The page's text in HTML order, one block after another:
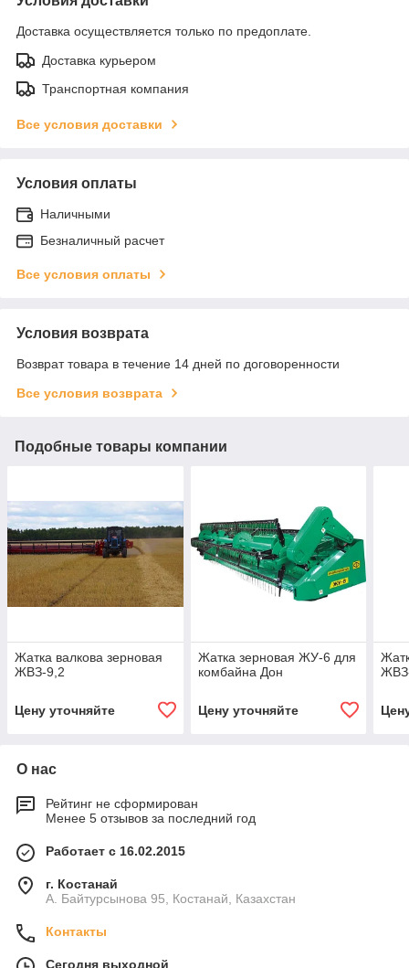
Доставка осуществляется только по предоплате.
Доставка курьером
Транспортная компания
Все условия доставки
Условия оплаты
Наличными
Безналичный расчет
Все условия оплаты
Условия возврата
Возврат товара в течение 14 дней по договоренности
Все условия возврата
Подобные товары компании
Жатка валкова зерновая
ЖВЗ-9,2
Цену уточняйте
Жатка зерновая ЖУ-6 для
комбайна Дон
Цену уточняйте
О нас
Рейтинг не сформирован
Менее 5 отзывов за последний год
Работает с 16.02.2015
г. Костанай
А. Байтурсынова 95, Костанай, Казахстан
Контакты
Сегодня выходной